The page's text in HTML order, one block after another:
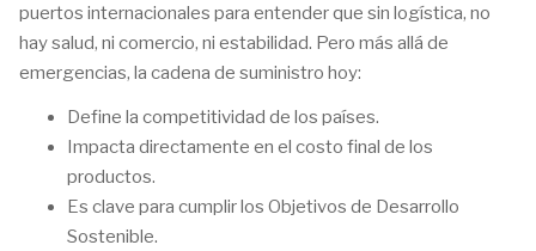
puertos internacionales para entender que sin logística, no
hay salud, ni comercio, ni estabilidad. Pero más allá de
emergencias, la cadena de suministro hoy:
Define la competitividad de los países.
Impacta directamente en el costo final de los
productos.
Es clave para cumplir los Objetivos de Desarrollo
Sostenible.